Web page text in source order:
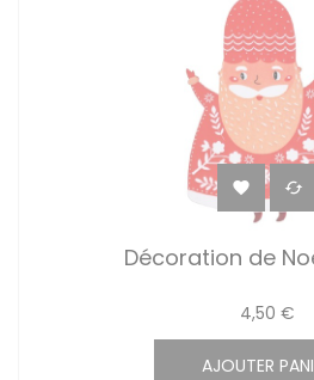
 
Décoration de
4,50 €
AJOUTER